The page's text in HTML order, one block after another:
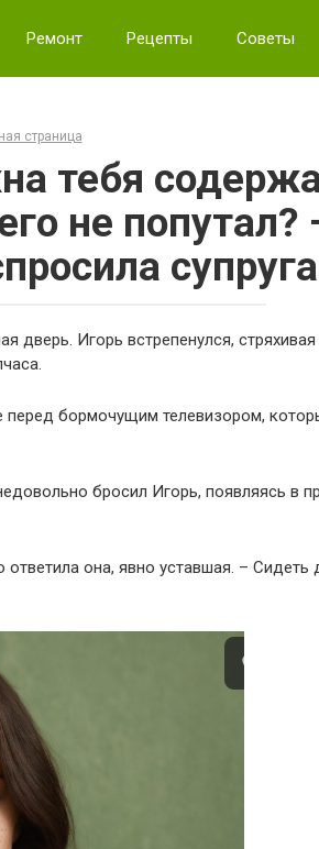
Ремонт Рецепты Советы
страница
тебя
не попутал?
супруга
дверь. Игорь встрепенулся, стряхивая
бормочущим телевизором,
бросил Игорь, появляясь в
она, явно уставшая. – Сидеть